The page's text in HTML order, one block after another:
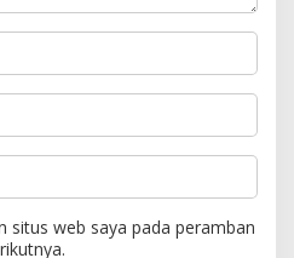
situs web saya pada peramban